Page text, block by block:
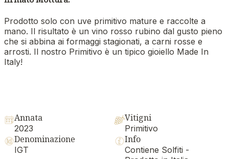
Prodotto solo con uve primitivo mature e raccolte a
mano. Il risultato è un vino rosso rubino dal gusto pieno
che si abbina ai formaggi stagionati, a carni rosse e
arrosti. Il nostro Primitivo è un tipico gioiello Made In
Italy!
Annata
2023
Vitigni
Primitivo
Denominazione
IGT
Info
Contiene Solfiti -